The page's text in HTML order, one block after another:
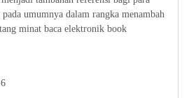
umumnya dalam rangka menambah
minat baca elektronik book